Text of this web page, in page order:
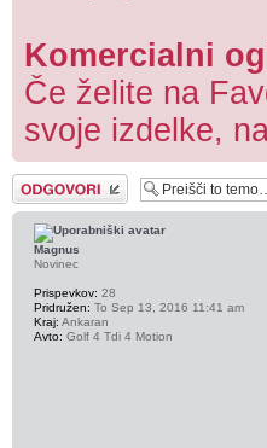
Komercialni
Če želite na
svoje izdelke,
Napiši odgovor
Magnus
Novinec
Prispevkov: 28
Pridružen: To Sep 13, 2016 11:41 am
Kraj: Ankaran
Avto: Golf 4 Tdi 4 Motion